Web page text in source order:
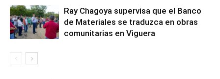
Ray Chagoya supervisa que el Banco
de Materiales se traduzca en obras
comunitarias en Viguera